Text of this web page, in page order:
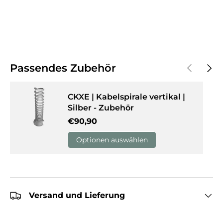
Passendes Zubehör Vorherige
CKXE | Kabelspirale vertikal |
Silber - Zubehör
Normaler Preis
€90,90
Optionen auswählen
Versand und Lieferung